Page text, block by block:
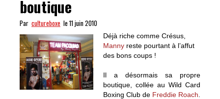
boutique
Par cultureboxe le 11 juin 2010
Déjà riche comme Crésus,
Manny reste pourtant à l’affut
des bons coups !
Il a désormais sa propre
boutique, collée au Wild Card
Boxing Club de Freddie Roach